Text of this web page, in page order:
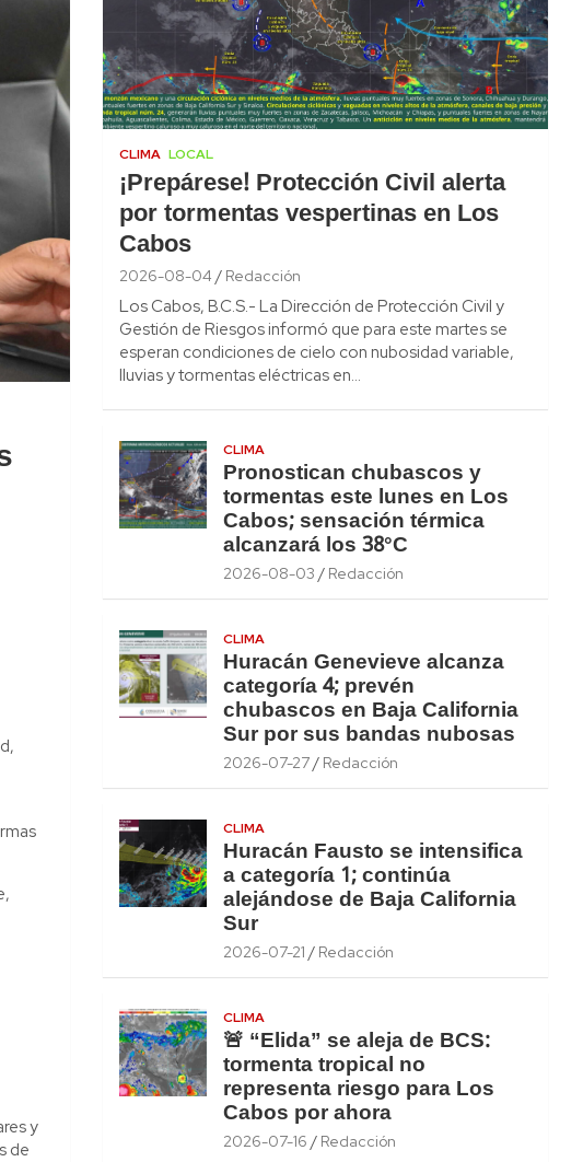
y
de
CLIMA LOCAL
¡Prepárese! Protección Civil alerta
por tormentas vespertinas en Los
Cabos
2026-08-04 Redacción
Los Cabos, B.C.S.- La Dirección de Protección Civil y
Gestión de Riesgos informó que para este martes se
esperan condiciones de cielo con nubosidad variable,
lluvias y tormentas eléctricas en…
CLIMA
Pronostican chubascos y
tormentas este lunes en Los
Cabos; sensación térmica
alcanzará los 38°C
2026-08-03 Redacción
CLIMA
Huracán Genevieve alcanza
categoría 4; prevén
chubascos en Baja California
Sur por sus bandas nubosas
2026-07-27 Redacción
CLIMA
Huracán Fausto se intensifica
a categoría 1; continúa
alejándose de Baja California
Sur
2026-07-21 Redacción
CLIMA
🚨 “Elida” se aleja de BCS:
tormenta tropical no
representa riesgo para Los
Cabos por ahora
2026-07-16 Redacción